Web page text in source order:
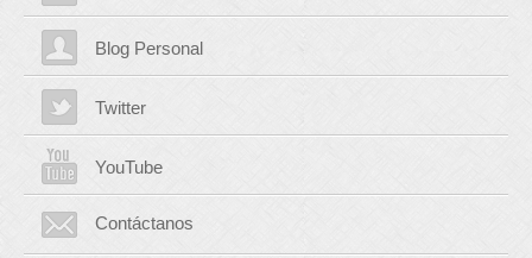
Blog Personal
Twitter
YouTube
Contáctanos